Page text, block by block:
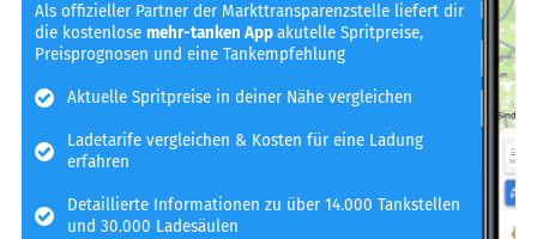
Als offizieller Partner der Markttransparenzstelle liefert dir
die kostenlosemehr-tanken Appakutelle Spritpreise,
Preisprognosen und eine Tankempfehlung
Aktuelle Spritpreise in deiner Nähe vergleichen
Ladetarife vergleichen & Kosten für eine Ladung
erfahren
Detaillierte Informationen zu über 14.000 Tankstellen
und 30.000 Ladesäulen